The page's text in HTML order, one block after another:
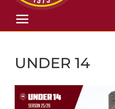
UNDER 14